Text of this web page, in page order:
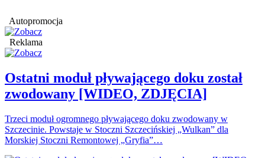
Autopromocja
Reklama
Ostatni moduł pływającego doku został
zwodowany [WIDEO, ZDJĘCIA]
Trzeci moduł ogromnego pływającego doku zwodowany w
Szczecinie. Powstaje w Stoczni Szczecińskiej „Wulkan” dla
Morskiej Stoczni Remontowej „Gryfia”…